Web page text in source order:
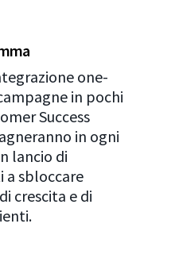
one-
in pochi
Success
in ogni
lancio di
a sbloccare
crescita e di